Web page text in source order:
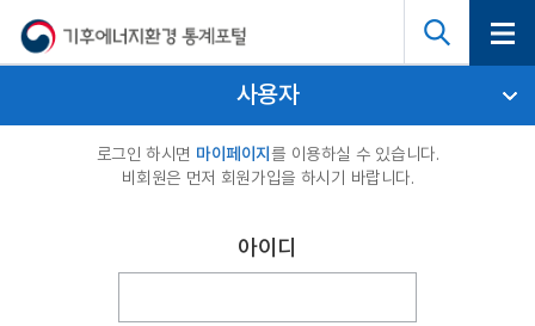
사용자
로그인 하시면 마이페이지를 이용하실 수 있습니다.
비회원은 먼저 회원가입을 하시기 바랍니다.
아이디